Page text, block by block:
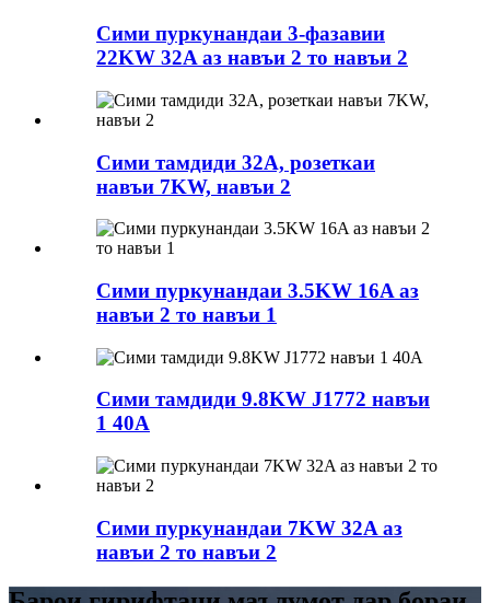
Сими пуркунандаи 3-фазавии
22KW 32A аз навъи 2 то навъи 2
Сими тамдиди 32A, розеткаи
навъи 7KW, навъи 2
Сими пуркунандаи 3.5KW 16A аз
навъи 2 то навъи 1
Сими тамдиди 9.8KW J1772 навъи
1 40A
Сими пуркунандаи 7KW 32A аз
навъи 2 то навъи 2